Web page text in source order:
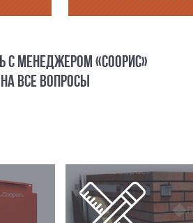
С МЕНЕДЖЕРОМ «СООРИС»
ВСЕ ВОПРОСЫ